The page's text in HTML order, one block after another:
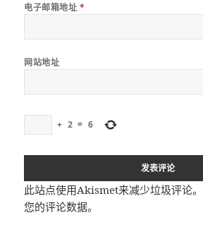
电子邮箱地址 *
网站地址
+ 2 = 6
此站点使用Akismet来减少垃圾评论。
您的评论数据。